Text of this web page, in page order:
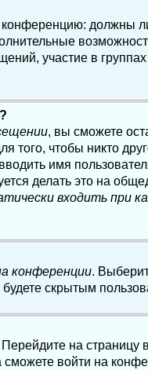
конференцию: должны
участие в группах
, вы сможете
того, чтобы никто
имя
делать это на
входить при
конференции.
скрытым
на
сможете войти на